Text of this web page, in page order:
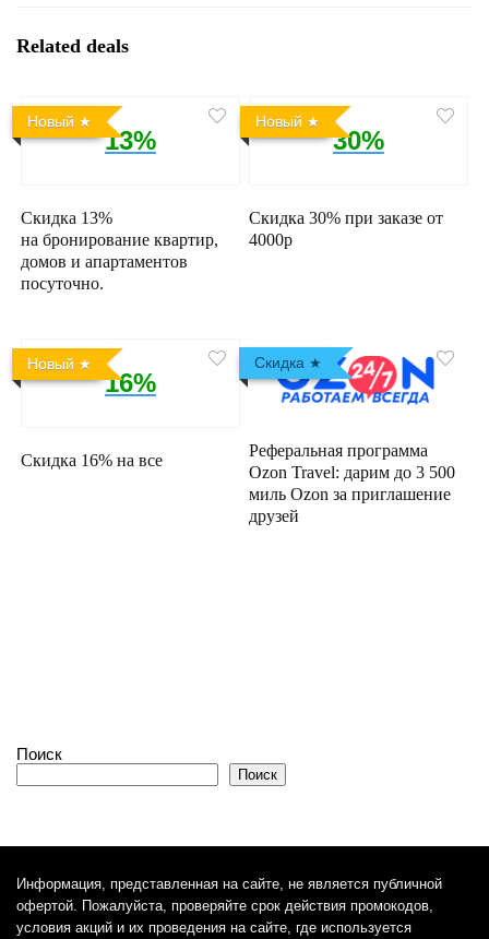
Related deals
Новый
13%
Скидка 13%
на бронирование квартир,
домов и апартаментов
посуточно.
Новый
30%
Скидка 30% при заказе от
4000р
Новый
16%
Скидка 16% на все
Скидка
Реферальная программа
Ozon Travel: дарим до 3 500
миль Ozon за приглашение
друзей
Поиск
Поиск
Информация, представленная на сайте, не является публичной
офертой. Пожалуйста, проверяйте срок действия промокодов,
условия акций и их проведения на сайте, где используется